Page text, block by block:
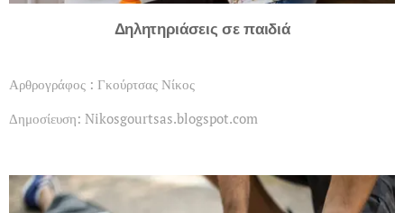
Δηλητηριάσεις σε παιδιά
Αρθρογράφος : Γκούρτσας Νίκος
Δημοσίευση: Nikosgourtsas.blogspot.com